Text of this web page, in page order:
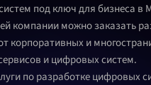
под ключ для бизнеса в
компании можно заказать
корпоративных и
и цифровых систем.
по разработке цифровых